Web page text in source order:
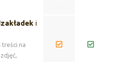
i
treści na